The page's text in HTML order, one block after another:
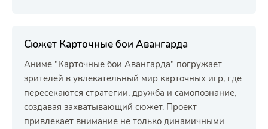
Сюжет Карточные бои Авангарда
Аниме "Карточные бои Авангарда" погружает
зрителей в увлекательный мир карточных игр, где
пересекаются стратегии, дружба и самопознание,
создавая захватывающий сюжет. Проект
привлекает внимание не только динамичными